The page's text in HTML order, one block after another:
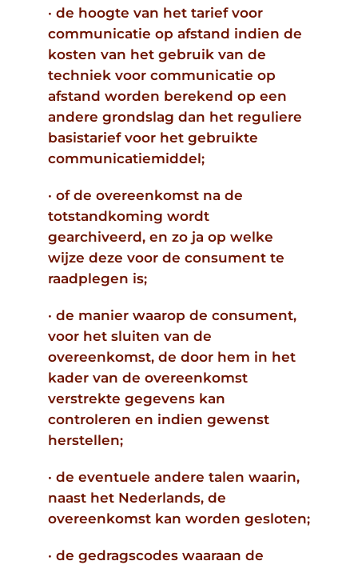
· de hoogte van het tarief voor
communicatie op afstand indien de
kosten van het gebruik van de
techniek voor communicatie op
afstand worden berekend op een
andere grondslag dan het reguliere
basistarief voor het gebruikte
communicatiemiddel;
· of de overeenkomst na de
totstandkoming wordt
gearchiveerd, en zo ja op welke
wijze deze voor de consument te
raadplegen is;
· de manier waarop de consument,
voor het sluiten van de
overeenkomst, de door hem in het
kader van de overeenkomst
verstrekte gegevens kan
controleren en indien gewenst
herstellen;
· de eventuele andere talen waarin,
naast het Nederlands, de
overeenkomst kan worden gesloten;
· de gedragscodes waaraan de